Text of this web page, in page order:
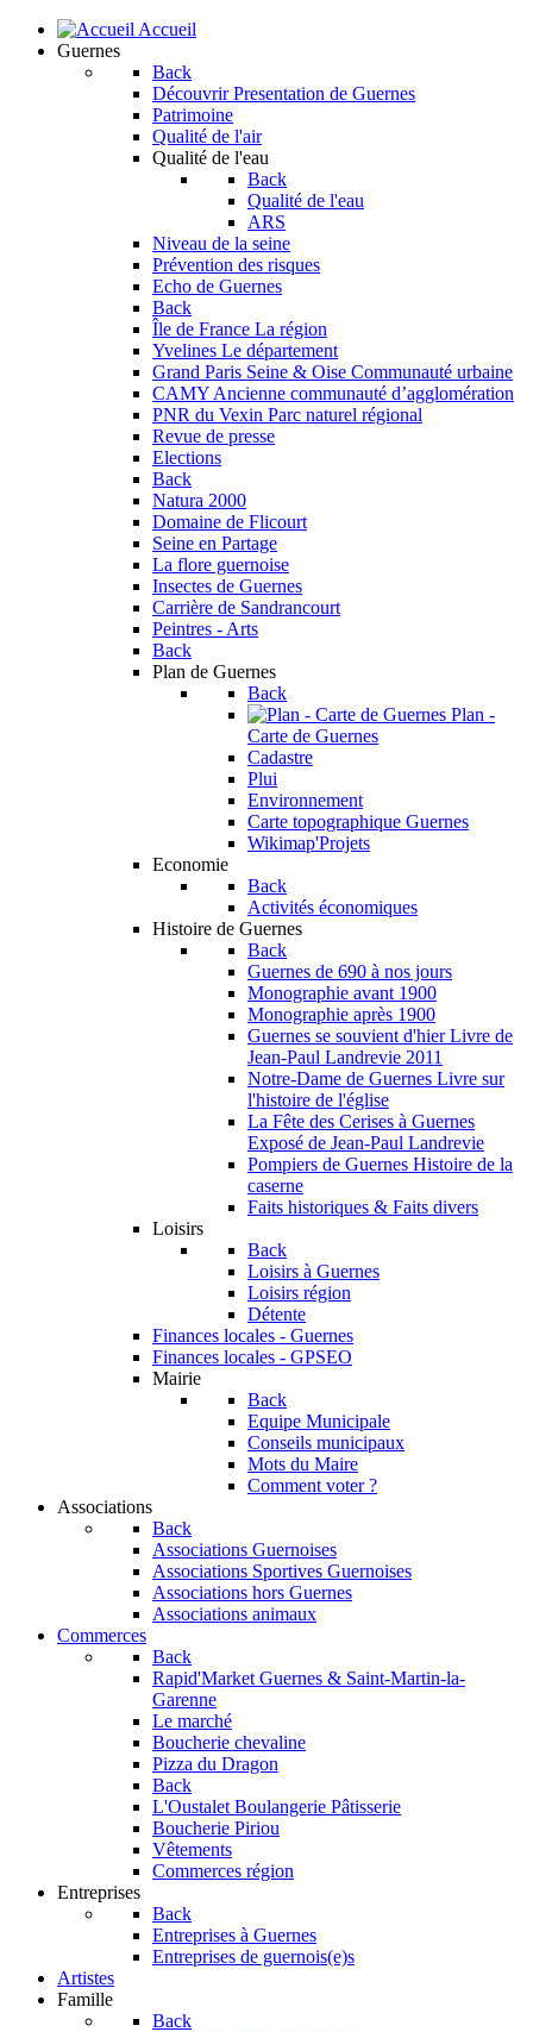
Accueil
Guernes
Back
Découvrir Presentation de Guernes
Patrimoine
Qualité de l'air
Qualité de l'eau
Back
Qualité de l'eau
ARS
Niveau de la seine
Prévention des risques
Echo de Guernes
Back
Île de France La région
Yvelines Le département
Grand Paris Seine & Oise Communauté urbaine
CAMY Ancienne communauté d’agglomération
PNR du Vexin Parc naturel régional
Revue de presse
Elections
Back
Natura 2000
Domaine de Flicourt
Seine en Partage
La flore guernoise
Insectes de Guernes
Carrière de Sandrancourt
Peintres - Arts
Back
Plan de Guernes
Back
Plan -
Carte de Guernes
Cadastre
Plui
Environnement
Carte topographique Guernes
Wikimap'Projets
Economie
Back
Activités économiques
Histoire de Guernes
Back
Guernes de 690 à nos jours
Monographie avant 1900
Monographie après 1900
Guernes se souvient d'hier Livre de
Jean-Paul Landrevie 2011
Notre-Dame de Guernes Livre sur
l'histoire de l'église
La Fête des Cerises à Guernes
Exposé de Jean-Paul Landrevie
Pompiers de Guernes Histoire de la
caserne
Faits historiques & Faits divers
Loisirs
Back
Loisirs à Guernes
Loisirs région
Détente
Finances locales - Guernes
Finances locales - GPSEO
Mairie
Back
Equipe Municipale
Conseils municipaux
Mots du Maire
Comment voter ?
Associations
Back
Associations Guernoises
Associations Sportives Guernoises
Associations hors Guernes
Associations animaux
Commerces
Back
Rapid'Market Guernes & Saint-Martin-la-
Garenne
Le marché
Boucherie chevaline
Pizza du Dragon
Back
L'Oustalet Boulangerie Pâtisserie
Boucherie Piriou
Vêtements
Commerces région
Entreprises
Back
Entreprises à Guernes
Entreprises de guernois(e)s
Artistes
Famille
Back